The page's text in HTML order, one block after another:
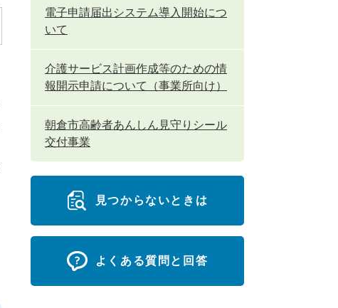
電子申請届出システム導入開始につ
いて
介護サービス計画作成等のための情
報開示申請について（事業所向け）
朝倉市高齢者あんしん見守りシール
交付事業
見つからないときは
よくある質問と回答